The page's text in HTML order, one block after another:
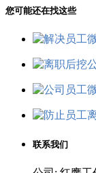
您可能还在找这些
联系我们